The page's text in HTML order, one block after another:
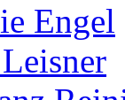
Engel